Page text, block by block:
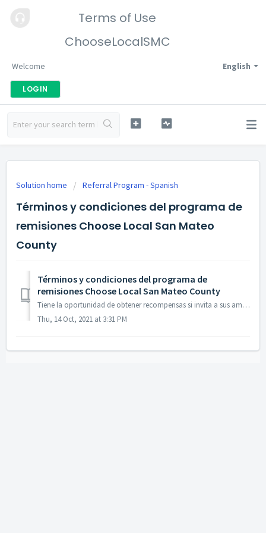
Terms of Use
ChooseLocalSMC
English
Welcome
LOGIN
Solution home Referral Program - Spanish
Términos y condiciones del programa de
remisiones Choose Local San Mateo
County
Términos y condiciones del programa de
remisiones Choose Local San Mateo County
Tiene la oportunidad de obtener recompensas si invita a sus amigos a registrarse en la aplicación Choose Local San Mateo County (“Choose Local San Mateo Co...
Thu, 14 Oct, 2021 at 3:31 PM